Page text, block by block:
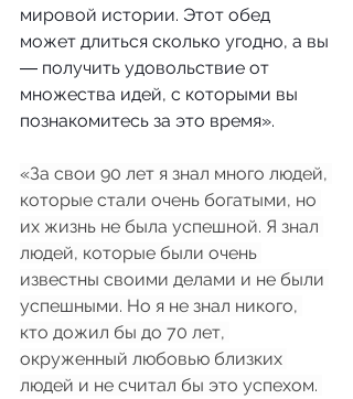
мировой истории. Этот обед
может длиться сколько угодно, а вы
― получить удовольствие от
множества идей, с которыми вы
познакомитесь за это время».
«За свои 90 лет я знал много людей,
которые стали очень богатыми, но
их жизнь не была успешной. Я знал
людей, которые были очень
известны своими делами и не были
успешными. Но я не знал никого,
кто дожил бы до 70 лет,
окруженный любовью близких
людей и не считал бы это успехом.